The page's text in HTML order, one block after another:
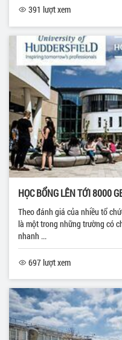
391 lượt xem
HỌC BỔNG LÊN TỚI 8000
Theo đánh giá của nhiều tổ
là một trong những trường có
nhanh ...
697 lượt xem